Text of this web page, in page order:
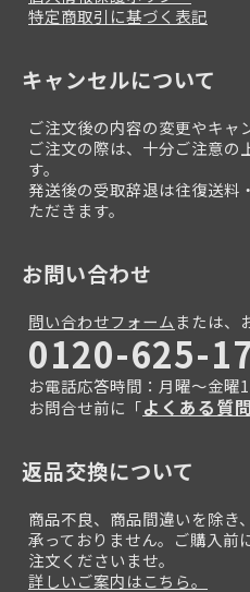
特定商取引に基づく表記
キャンセルについて
ご注文後の内容の変更やキャ
ご注文の際は、十分ご注意の
す。
発送後の受取辞退は往復送料
ただきます。
お問い合わせ
問い合わせフォームまたは、
0120-625-
お電話応答時間：月曜～金曜
お問合せ前に「よくある質問
返品交換について
商品不良、商品間違いを除き
承っておりません。ご購入前
注文くださいませ。
詳しいご案内はこちら。